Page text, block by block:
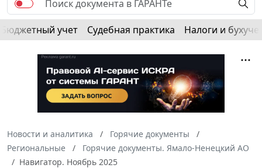
Бюджетный учет Судебная практика Налоги и
Новости и аналитика
Горячие документы
Региональные
Горячие документы. Ямало-Ненецкий АО
Навигатор. Ноябрь 2025